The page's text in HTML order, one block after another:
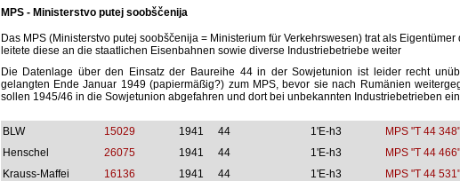
MPS - Ministerstvo putej soobščenija
Das MPS (Ministerstvo putej soobščenija = Ministerium für Verkehrswesen) trat als
leitete diese an die staatlichen Eisenbahnen sowie diverse Industriebetriebe weiter
Die Datenlage über den Einsatz der Baureihe 44 in der Sowjetunion ist leider recht
gelangten Ende Januar 1949 (papiermäßig?) zum MPS, bevor sie nach Rumänien
sollen 1945/46 in die Sowjetunion abgefahren und dort bei unbekannten Industriebetrieben
BLW 15029 1941 44 1'E-h3
MPS "T 44 348"
Henschel
26075 1941 44 1'E-h3
MPS "T 44 466"
Krauss-Maffei
16136 1941 44 1'E-h3
MPS "T 44 531"